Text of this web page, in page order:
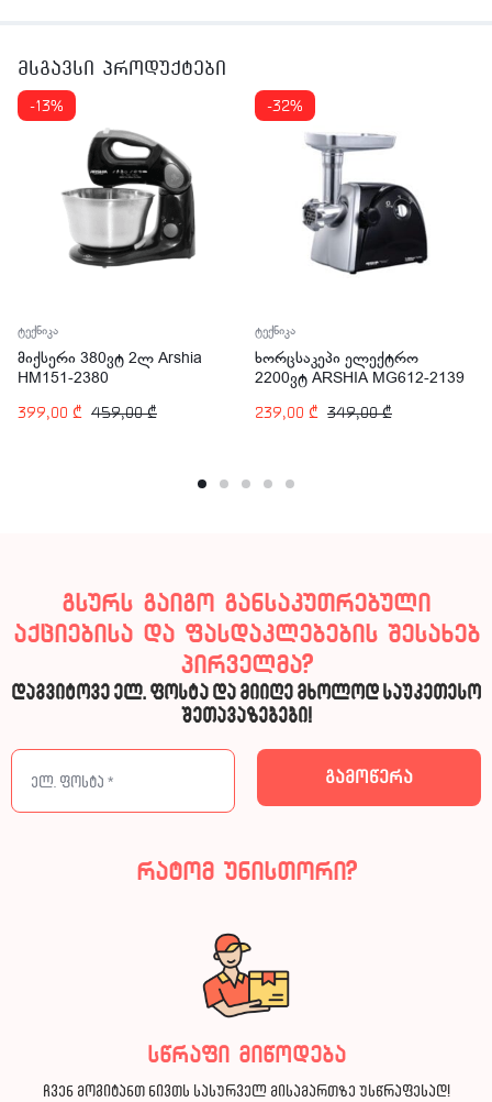
მსგავსი პროდუქტები
-13%
ტექნიკა
მიქსერი 380ვტ 2ლ Arshia
HM151-2380
399,00 ₾ 459,00₾
-32%
ტექნიკა
ხორცსაკეპი ელექტრო
2200ვტ ARSHIA MG612-2139
239,00 ₾ 349,00₾
გსურს გაიგო განსაკუთრებული
აქციებისა და ფასდაკლებების შესახებ
პირველმა?
დაგვიტოვე ელ. ფოსტა და მიიღე მხოლოდ საუკეთესო
შეთავაზებები!
რატომ უნისთორი?
სწრაფი მიწოდება
ჩვენ მოგიტანთ ნივთს სასურველ მისამართზე უსწრაფესად!